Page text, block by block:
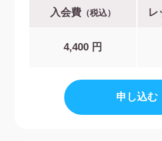
入会費（税込）
4,400 円
レ
申し込む